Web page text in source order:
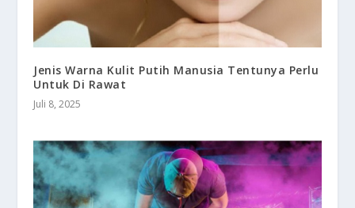
Jenis Warna Kulit Putih Manusia Tentunya Perlu
Untuk Di Rawat
Juli 8, 2025